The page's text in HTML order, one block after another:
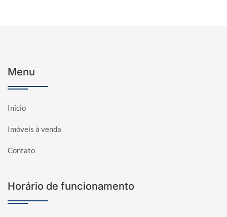
Menu
Início
Imóveis à venda
Contato
Horário de funcionamento